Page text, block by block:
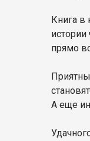
Книга в
прямо
А еще